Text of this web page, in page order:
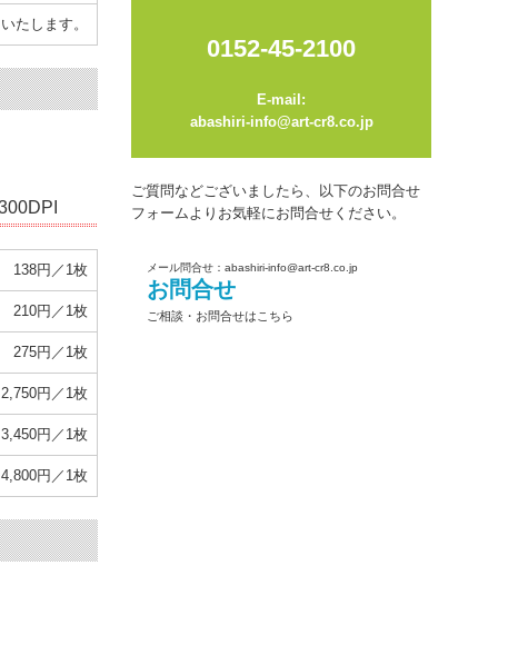
たします。
138円／1枚
210円／1枚
275円／1枚
2,750円／1枚
3,450円／1枚
4,800円／1枚
0152-45-2100
E-mail:
abashiri-info@art-cr8.co.jp
ご質問などございましたら、以下のお問合せ
フォームよりお気軽にお問合せください。
メール問合せ：abashiri-info@art-cr8.co.jp
お問合せ
ご相談・お問合せはこちら